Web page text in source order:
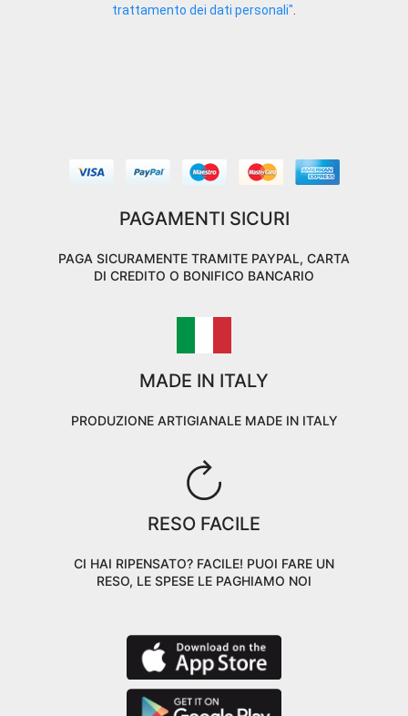
trattamento dei dati personali"
PAGAMENTI SICURI
PAGA SICURAMENTE TRAMITE PAYPAL, CARTA
DI CREDITO O BONIFICO BANCARIO
MADE IN ITALY
PRODUZIONE ARTIGIANALE MADE IN ITALY
RESO FACILE
CI HAI RIPENSATO? FACILE! PUOI FARE UN
RESO, LE SPESE LE PAGHIAMO NOI